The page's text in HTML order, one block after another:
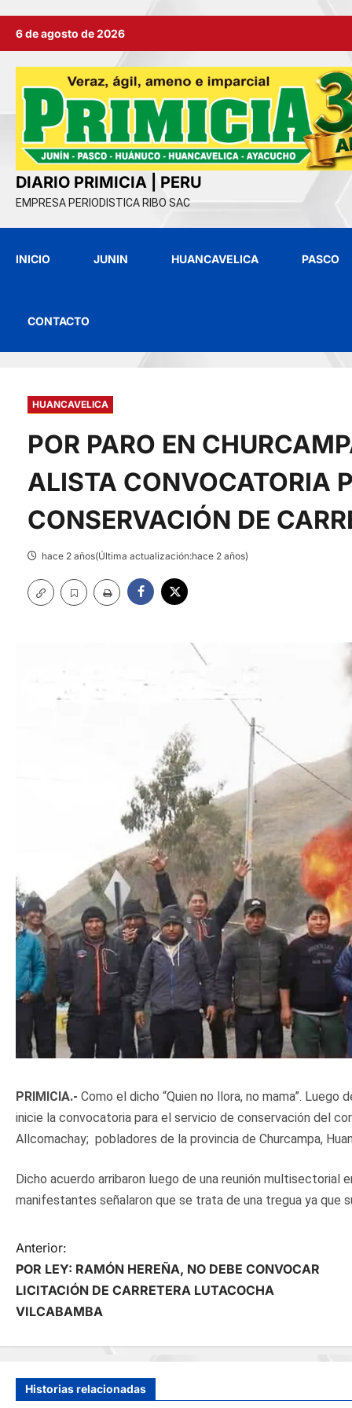
6 de agosto de 2026
DIARIO PRIMICIA | PERU
EMPRESA PERIODISTICA RIBO SAC
INICIO JUNIN HUANCAVELICA PASCO
CONTACTO
HUANCAVELICA
POR PARO EN
ALISTA CONVOCATORIA
CONSERVACIÓN DE
hace 2 años(Última actualización:hace 2 años)
PRIMICIA.- Como el dicho “Quien no llora, no mama”.
inicie la convocatoria para el servicio de conservación del
Allcomachay; pobladores de la provincia de Churcampa,
Dicho acuerdo arribaron luego de una reunión multisectorial
manifestantes señalaron que se trata de una tregua ya que
N
a
v
g
Anterior:
POR LEY: RAMÓN HEREÑA, NO DEBE CONVOCAR
LICITACIÓN DE CARRETERA LUTACOCHA
VILCABAMBA
Historias relacionadas